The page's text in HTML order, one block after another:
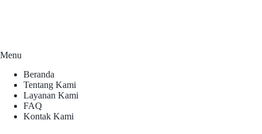
Menu
Beranda
Tentang Kami
Layanan Kami
FAQ
Kontak Kami